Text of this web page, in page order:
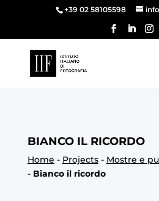
+39 02 58105598
BIANCO IL RICORDO
Home - Projects- Mostre e
- Bianco il ricordo